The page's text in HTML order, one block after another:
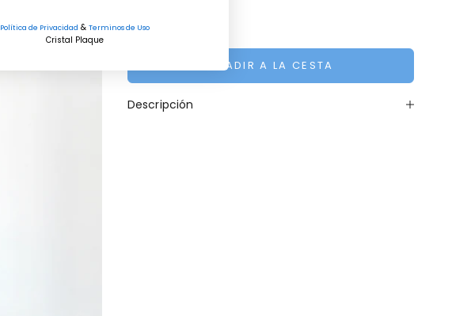
AÑADIR A LA CESTA
Descripción
Política de Privacidad & Terminos de Uso
Cristal Plaque